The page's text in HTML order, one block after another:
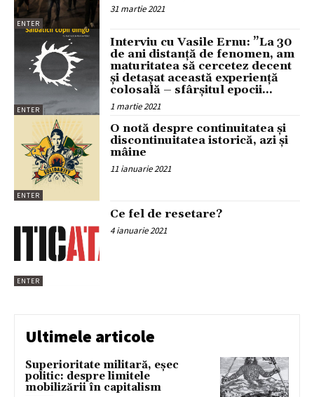
ENTER
31 martie 2021
ENTER
Interviu cu Vasile Ernu: ”La 30
de ani distanță de fenomen, am
maturitatea să cercetez decent
și detașat această experiență
colosală – sfârșitul epocii...
1 martie 2021
ENTER
O notă despre continuitatea și
discontinuitatea istorică, azi și
mâine
11 ianuarie 2021
ENTER
Ce fel de resetare?
4 ianuarie 2021
Ultimele articole
Superioritate militară, eșec
politic: despre limitele
mobilizării în capitalism